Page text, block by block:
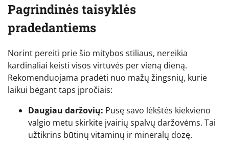
Pagrindinės taisyklės
pradedantiems
Norint pereiti prie šio mitybos stiliaus, nereikia
kardinaliai keisti visos virtuvės per vieną dieną.
Rekomenduojama pradėti nuo mažų žingsnių, kurie
laikui bėgant taps įpročiais:
Daugiau daržovių: Pusę savo lėkštės kiekvieno
valgio metu skirkite įvairių spalvų daržovėms. Tai
užtikrins būtinų vitaminų ir mineralų dozę.